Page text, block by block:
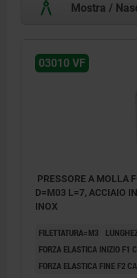
Mostra /
03010 VF
PRESSORE A MOLLA
D=M03 L=7, ACCIAIO
INOX
FILETTATURA=M3
FORZA ELASTICA INIZIO F1
FORZA ELASTICA FINE F2